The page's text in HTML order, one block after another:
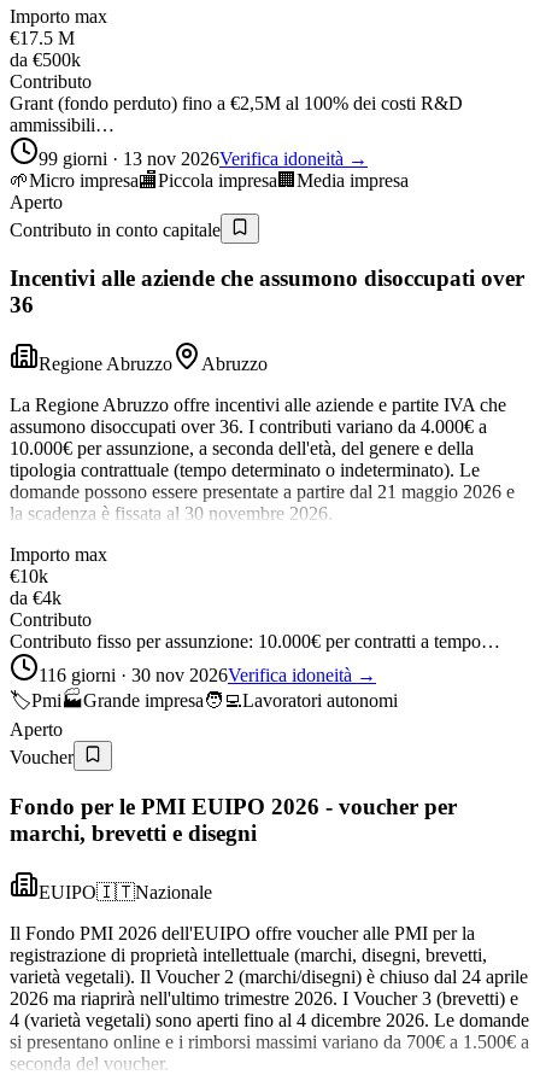
Importo max
€17.5 M
da €500k
Contributo
Grant (fondo perduto) fino a €2,5M al 100% dei costi R&D
ammissibili…
99 giorni · 13 nov 2026Verifica idoneità →
🌱Micro impresa🏬Piccola impresa 🏢 Media impresa
Aperto
Contributo in conto capitale
Incentivi alle aziende che assumono disoccupati over
36
Regione Abruzzo
Abruzzo
La Regione Abruzzo offre incentivi alle aziende e partite IVA che
assumono disoccupati over 36. I contributi variano da 4.000€ a
10.000€ per assunzione, a seconda dell'età, del genere e della
tipologia contrattuale (tempo determinato o indeterminato). Le
domande possono essere presentate a partire dal 21 maggio 2026 e
la scadenza è fissata al 30 novembre 2026.
Importo max
€10k
da €4k
Contributo
Contributo fisso per assunzione: 10.000€ per contratti a tempo…
116 giorni · 30 nov 2026Verifica idoneità →
🏷️Pmi🏭Grande impresa🧑‍💻Lavoratori autonomi
Aperto
Voucher
Fondo per le PMI EUIPO 2026 - voucher per
marchi, brevetti e disegni
EUIPO🇮🇹Nazionale
Il Fondo PMI 2026 dell'EUIPO offre voucher alle PMI per la
registrazione di proprietà intellettuale (marchi, disegni, brevetti,
varietà vegetali). Il Voucher 2 (marchi/disegni) è chiuso dal 24 aprile
2026 ma riaprirà nell'ultimo trimestre 2026. I Voucher 3 (brevetti) e
4 (varietà vegetali) sono aperti fino al 4 dicembre 2026. Le domande
si presentano online e i rimborsi massimi variano da 700€ a 1.500€ a
seconda del voucher.